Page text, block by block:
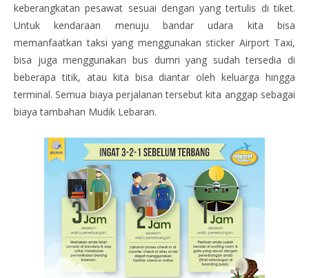
keberangkatan pesawat sesuai dengan yang tertulis di tiket.
Untuk kendaraan menuju bandar udara kita bisa
memanfaatkan taksi yang menggunakan sticker Airport Taxi,
bisa juga menggunakan bus dumri yang sudah tersedia di
beberapa titik, atau kita bisa diantar oleh keluarga hingga
terminal. Semua biaya perjalanan tersebut kita anggap sebagai
biaya tambahan Mudik Lebaran.